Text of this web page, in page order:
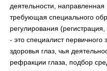
деятельности, направленная
требующая специального
регулирования
- это специалист первичного
здоровья глаз, чья
рефракции глаза, подбор